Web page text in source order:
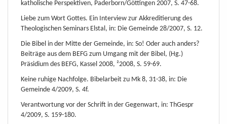
katholische Perspektiven, Paderborn/Göttingen 2007, S. 47-68.
Liebe zum Wort Gottes. Ein Interview zur Akkreditierung des
Theologischen Seminars Elstal, in: Die Gemeinde 28/2007, S. 12.
Die Bibel in der Mitte der Gemeinde, in: So! Oder auch anders?
Beiträge aus dem BEFG zum Umgang mit der Bibel, (Hg.)
Präsidium des BEFG, Kassel 2008, ²2008, S. 59-69.
Keine ruhige Nachfolge. Bibelarbeit zu Mk 8, 31-38, in: Die
Gemeinde 4/2009, S. 4f.
Verantwortung vor der Schrift in der Gegenwart, in: ThGespr
4/2009, S. 159-180.